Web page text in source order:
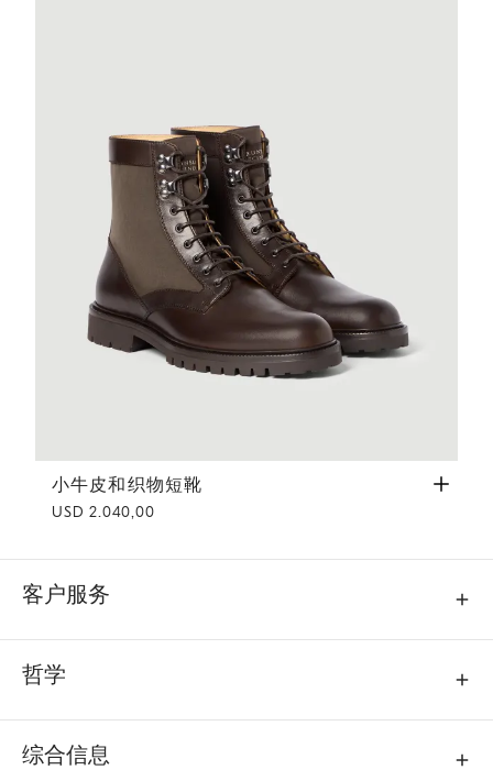
小牛皮和织物短靴 咖啡色
小牛皮和织物短靴
USD 2.040,00
客户服务
哲学
综合信息